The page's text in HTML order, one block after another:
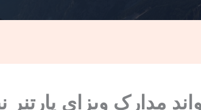
مدارک ویزای پارتنر